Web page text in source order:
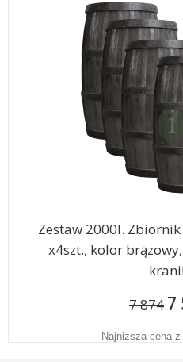
Zestaw 2000l.
x4szt., kolor
7 874 7
Najniższa cena z